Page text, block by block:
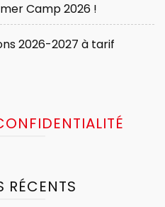
Camp 2026 !
2026-2027 à tarif
RÉCENTS